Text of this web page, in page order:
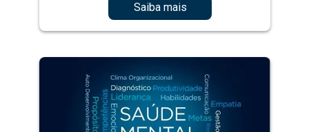
Saiba mais